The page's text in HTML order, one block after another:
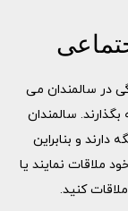
در سالمندان می
سالمندان
دارند و بنابراین
ملاقات نمایند یا
کنید.